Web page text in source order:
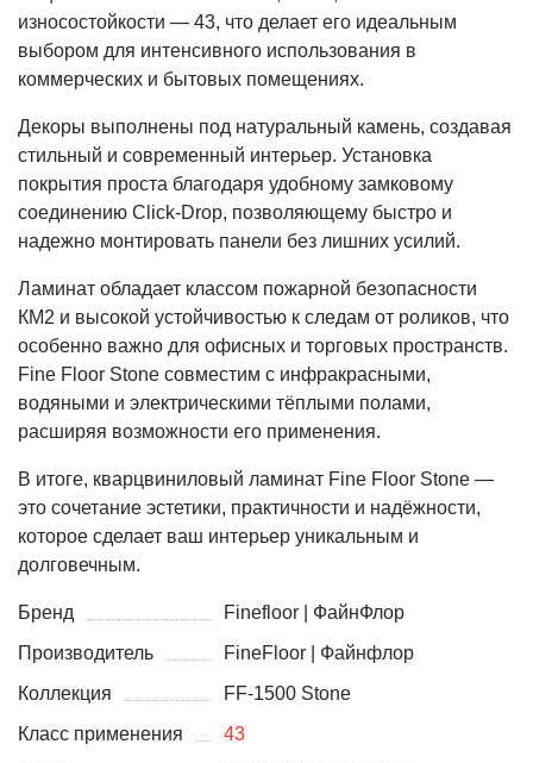
износостойкости — 43, что делает его идеальным
выбором для интенсивного использования в
коммерческих и бытовых помещениях.
Декоры выполнены под натуральный камень, создавая
стильный и современный интерьер. Установка
покрытия проста благодаря удобному замковому
соединению Click-Drop, позволяющему быстро и
надежно монтировать панели без лишних усилий.
Ламинат обладает классом пожарной безопасности
КМ2 и высокой устойчивостью к следам от роликов, что
особенно важно для офисных и торговых пространств.
Fine Floor Stone совместим с инфракрасными,
водяными и электрическими тёплыми полами,
расширяя возможности его применения.
В итоге, кварцвиниловый ламинат Fine Floor Stone —
это сочетание эстетики, практичности и надёжности,
которое сделает ваш интерьер уникальным и
долговечным.
Бренд
Finefloor | ФайнФлор
Производитель
FineFloor | Файнфлор
Коллекция
FF-1500 Stone
Класс применения
43